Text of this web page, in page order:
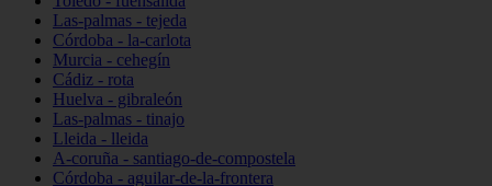
Las-palmas - tejeda
Córdoba - la-carlota
Murcia - cehegín
Cádiz - rota
Huelva - gibraleón
Las-palmas - tinajo
Lleida - lleida
A-coruña - santiago-de-compostela
Córdoba - aguilar-de-la-frontera